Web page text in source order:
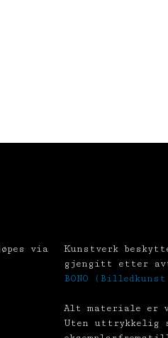
via
Kunstverk
gjengitt etter
BONO
Alt materiale er
Uten uttrykkelig